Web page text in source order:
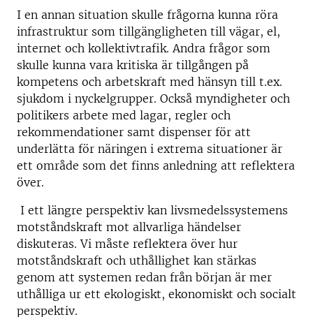
I en annan situation skulle frågorna kunna röra
infrastruktur som tillgängligheten till vägar, el,
internet och kollektivtrafik. Andra frågor som
skulle kunna vara kritiska är tillgången på
kompetens och arbetskraft med hänsyn till t.ex.
sjukdom i nyckelgrupper. Också myndigheter och
politikers arbete med lagar, regler och
rekommendationer samt dispenser för att
underlätta för näringen i extrema situationer är
ett område som det finns anledning att reflektera
över.
I ett längre perspektiv kan livsmedelssystemens
motståndskraft mot allvarliga händelser
diskuteras. Vi måste reflektera över hur
motståndskraft och uthållighet kan stärkas
genom att systemen redan från början är mer
uthålliga ur ett ekologiskt, ekonomiskt och socialt
perspektiv.